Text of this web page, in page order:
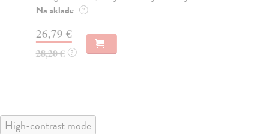
Na sklade ?
26,79 €
28,20 € ?
High-contrast mode